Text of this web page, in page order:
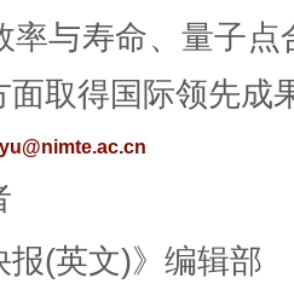
率与寿命、量子
面取得国际领先成
(英文)》编辑部